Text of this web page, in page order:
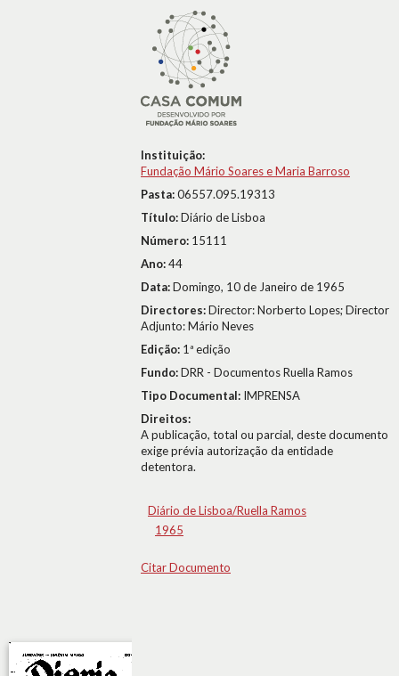
Instituição:
Fundação Mário Soares e Maria Barroso
Pasta:06557.095.19313
Título:Diário de Lisboa
Número: 15111
Ano:44
Data:Domingo, 10 de Janeiro de 1965
Directores:Director: Norberto Lopes; Director
Adjunto: Mário Neves
Edição: 1ª edição
Fundo:DRR - Documentos Ruella Ramos
Tipo Documental: IMPRENSA
Direitos:
A publicação, total ou parcial, deste documento
exige prévia autorização da entidade
detentora.
Diário de Lisboa/Ruella Ramos
1965
Citar Documento